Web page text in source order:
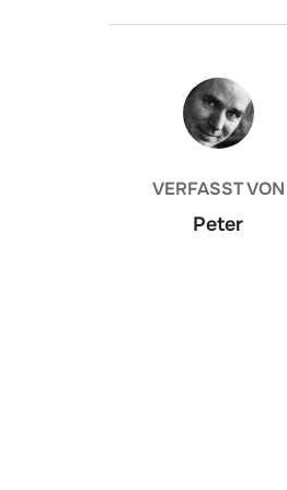
BEITRAGSAUTOR
VERFASST VON
Peter